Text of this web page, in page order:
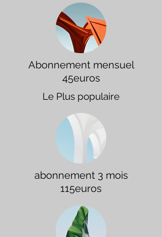
Abonnement mensuel
45euros
Le Plus populaire
abonnement 3 mois
115euros